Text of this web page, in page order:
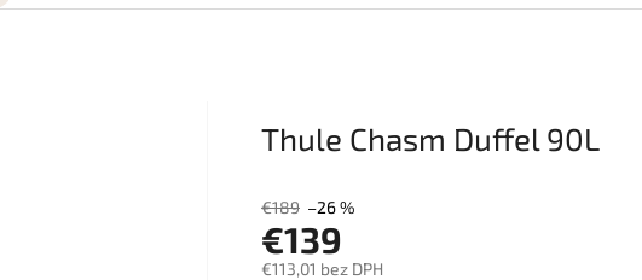
Thule Chasm Duffel 90L
€189 –26 %
€139
€113,01 bez DPH